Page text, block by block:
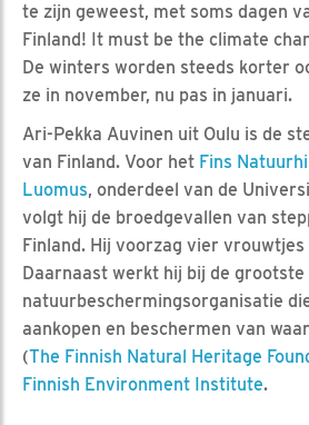
te zijn geweest, met soms dagen
Finland! It must be the climate
De winters worden steeds korter
ze in november, nu pas in januari.
Ari-Pekka Auvinen uit Oulu is de
van Finland. Voor het Fins
Luomus, onderdeel van de
volgt hij de broedgevallen van
Finland. Hij voorzag vier vrouwtjes
Daarnaast werkt hij bij de grootste
natuurbeschermingsorganisatie
aankopen en beschermen van
(The Finnish Natural Heritage
Finnish Environment Institute.